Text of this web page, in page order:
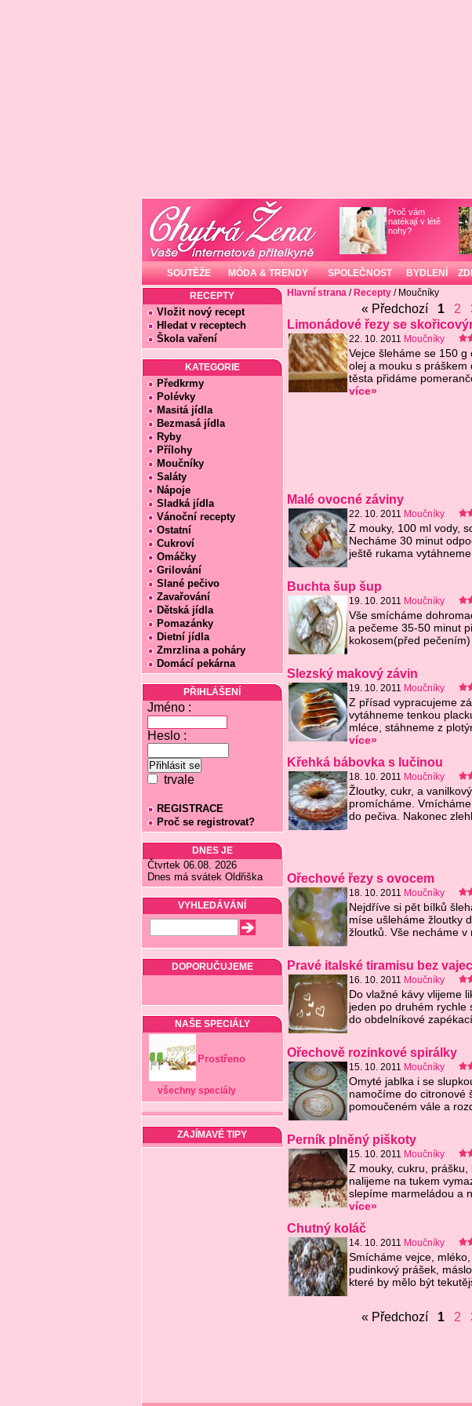
Proč vám
natékají v létě
nohy?
SOUTĚŽE MÓDA & TRENDY SPOLEČNOST BYDLENÍ
RECEPTY
Vložit nový recept
Hledat v receptech
Škola vaření
KATEGORIE
Předkrmy
Polévky
Masitá jídla
Bezmasá jídla
Ryby
Přílohy
Moučníky
Saláty
Nápoje
Sladká jídla
Vánoční recepty
Ostatní
Cukroví
Omáčky
Grilování
Slané pečivo
Zavařování
Dětská jídla
Pomazánky
Dietní jídla
Zmrzlina a poháry
Domácí pekárna
PŘIHLÁŠENÍ
Jméno :
Heslo :
trvale
REGISTRACE
Proč se registrovat?
DNES JE
Čtvrtek 06.08. 2026
Dnes má svátek Oldřiška
VYHLEDÁVÁNÍ
DOPORUČUJEME
NAŠE SPECIÁLY
Prostřeno
všechny speciály
ZAJÍMAVÉ TIPY
Hlavní strana/ Recepty/ Moučníky
« Předchozí 1 2
Limonádové řezy se
22. 10. 2011 Moučníky
Vejce šleháme se 150
olej a mouku s práškem
těsta přidáme
více»
Malé ovocné záviny
22. 10. 2011 Moučníky
Z mouky, 100 ml vody,
Necháme 30 minut
ještě rukama
Buchta šup šup
19. 10. 2011 Moučníky
Vše smícháme
a pečeme 35-50 minut
kokosem(před pečením)
Slezský makový závin
19. 10. 2011 Moučníky
Z přísad vypracujeme
vytáhneme tenkou
mléce, stáhneme z
více»
Křehká bábovka s lučinou
18. 10. 2011 Moučníky
Žloutky, cukr, a
promícháme.
do pečiva. Nakonec
Ořechové řezy s ovocem
18. 10. 2011 Moučníky
Nejdříve si pět bílků
míse ušleháme žloutky
žloutků. Vše necháme v
Pravé italské tiramisu bez vajec
16. 10. 2011 Moučníky
Do vlažné kávy vlijeme
jeden po druhém rychle
do obdelníkové
Ořechově rozinkové spirálky
15. 10. 2011 Moučníky
Omyté jablka i se
namočíme do citronové
pomoučeném vále a
Perník plněný piškoty
15. 10. 2011 Moučníky
Z mouky, cukru,
nalijeme na tukem
slepíme marmeládou a
více»
Chutný koláč
14. 10. 2011 Moučníky
Smícháme vejce,
pudinkový prášek,
které by mělo být
« Předchozí 1 2